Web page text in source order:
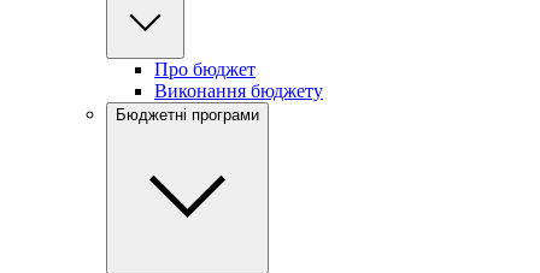
Про бюджет
Виконання бюджету
Бюджетні програми